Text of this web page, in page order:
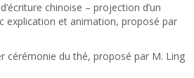
chinoise – projection d’un
explication et animation, proposé par
cérémonie du thé, proposé par M. Ling